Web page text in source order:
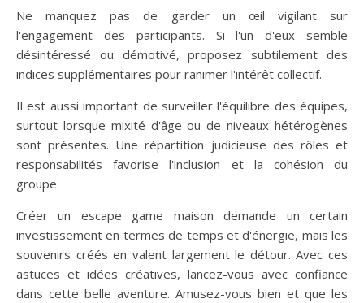
Ne manquez pas de garder un œil vigilant sur
l'engagement des participants. Si l'un d'eux semble
désintéressé ou démotivé, proposez subtilement des
indices supplémentaires pour ranimer l'intérêt collectif.
Il est aussi important de surveiller l'équilibre des équipes,
surtout lorsque mixité d'âge ou de niveaux hétérogènes
sont présentes. Une répartition judicieuse des rôles et
responsabilités favorise l'inclusion et la cohésion du
groupe.
Créer un escape game maison demande un certain
investissement en termes de temps et d'énergie, mais les
souvenirs créés en valent largement le détour. Avec ces
astuces et idées créatives, lancez-vous avec confiance
dans cette belle aventure. Amusez-vous bien et que les